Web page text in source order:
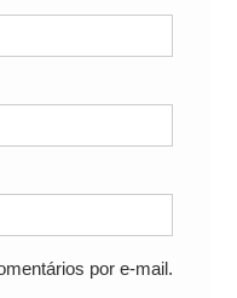
por e-mail.